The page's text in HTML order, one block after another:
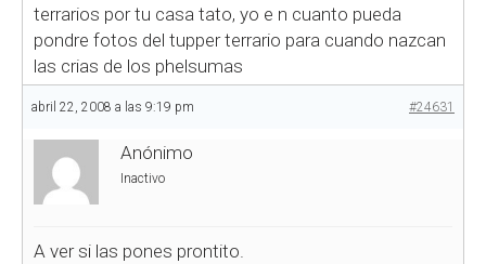
terrarios por tu casa tato, yo e n cuanto pueda
pondre fotos del tupper terrario para cuando nazcan
las crias de los phelsumas
abril 22, 2008 a las 9:19 pm #24631
Anónimo
Inactivo
A ver si las pones prontito.